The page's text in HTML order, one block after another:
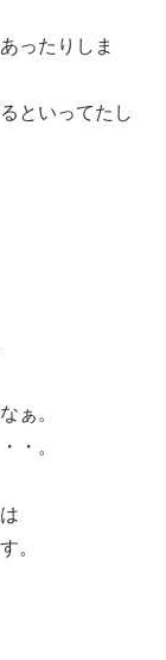
ったりしま
といってたし
ぁ。
・。
。